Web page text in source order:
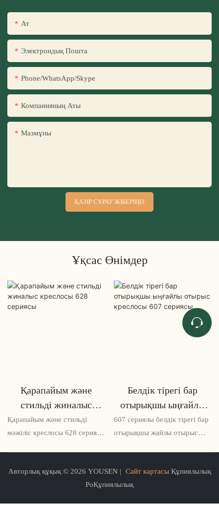
Ат
Электрондық Пошта
Phone/WhatsApp/Skype
Компанияның Аты
Мазмұны
ҚАЗІР СҰРАУ ЖІБЕРІҢІЗ
Ұқсас Өнімдер
Қарапайым және
стильді жиналыс
креслосы 628 сериясы
Қарапайым және стильді
мәжіліс креслосы 628 сериясы
талғампаз және
функционалды отыратын
Белдік тірегі бар
отырықшы ыңғайлы
отырыс креслосы 607
сериясы
607 сериялы белдік тірегі бар
отырықшы жайлы отырыс
немесе жұмыс сессиялары
үшін тамаша шешім.
Авторлық құқық © 2026 YOUSEN | Сайт картасыҚұпиялылық
PoҚұпиялылық